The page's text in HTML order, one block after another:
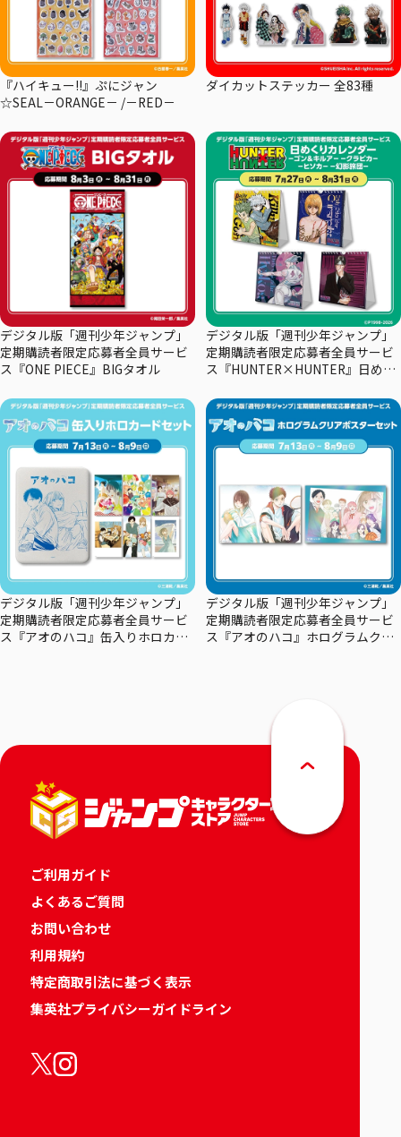
『ハイキュー!!』ぷにジャン
☆SEAL－ORANGE－ /－RED－
ダイカットステッカー 全83種
デジタル版「週刊少年ジャンプ」
定期購読者限定応募者全員サービ
ス『ONE PIECE』BIGタオル
デジタル版「週刊少年ジャンプ」
定期購読者限定応募者全員サービ
ス『HUNTER×HUNTER』日めく
デジタル版「週刊少年ジャンプ」
定期購読者限定応募者全員サービ
ス『アオのハコ』缶入りホロカー
デジタル版「週刊少年ジャンプ」
定期購読者限定応募者全員サービ
ス『アオのハコ』ホログラムクリ
ご利用ガイド
よくあるご質問
お問い合わせ
利用規約
特定商取引法に基づく表示
集英社プライバシーガイドライン